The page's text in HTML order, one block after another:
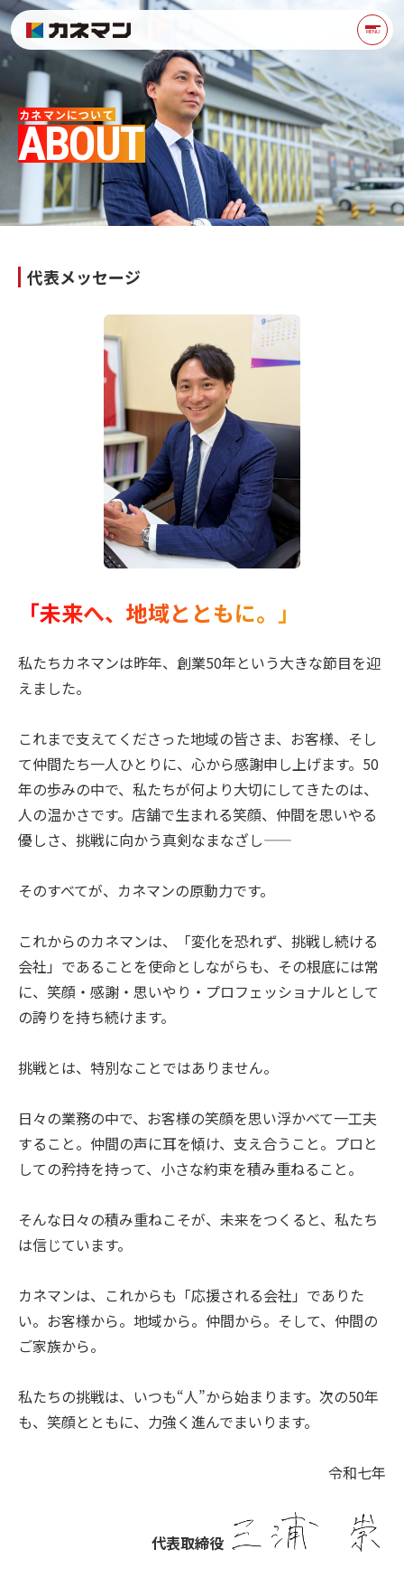
カネマンについて | カネMENU
カネマンについて
ABOUT
代表メッセージ
「未来へ、地域とともに。」
私たちカネマンは昨年、創業50年という大きな節目を迎
えました。
これまで支えてくださった地域の皆さま、お客様、そし
て仲間たち一人ひとりに、心から感謝申し上げます。 50
年の歩みの中で、私たちが何より大切にしてきたのは、
人の温かさです。 店舗で生まれる笑顔、仲間を思いやる
優しさ、挑戦に向かう真剣なまなざし——
そのすべてが、カネマンの原動力です。
これからのカネマンは、「変化を恐れず、挑戦し続ける
会社」であることを使命としながらも、 その根底には常
に、笑顔・感謝・思いやり・プロフェッショナルとして
の誇りを持ち続けます。
挑戦とは、特別なことではありません。
日々の業務の中で、お客様の笑顔を思い浮かべて一工夫
すること。 仲間の声に耳を傾け、支え合うこと。 プロと
しての矜持を持って、小さな約束を積み重ねること。
そんな日々の積み重ねこそが、未来をつくると、私たち
は信じています。
カネマンは、これからも「応援される会社」でありた
い。 お客様から。地域から。仲間から。そして、仲間の
ご家族から。
私たちの挑戦は、いつも“人”から始まります。 次の50年
も、笑顔とともに、力強く進んでまいります。
令和七年
代表取締役